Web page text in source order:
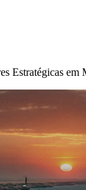
Estratégicas em